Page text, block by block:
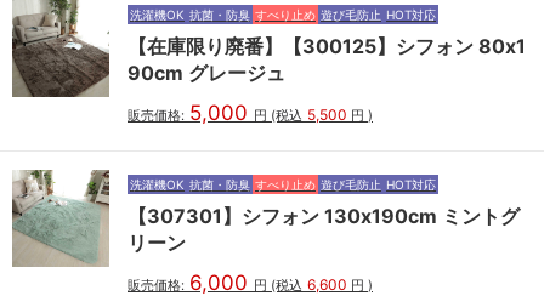
洗濯機OK 抗菌・防臭 すべり止め 遊び毛防止 HOT対応
【在庫限り廃番】【300125】シフォン 80x1
90cm グレージュ
販売価格: 5,000 円 (税込 5,500 円 )
洗濯機OK 抗菌・防臭 すべり止め 遊び毛防止 HOT対応
【307301】シフォン 130x190cm ミントグ
リーン
販売価格: 6,000 円 (税込 6,600 円 )